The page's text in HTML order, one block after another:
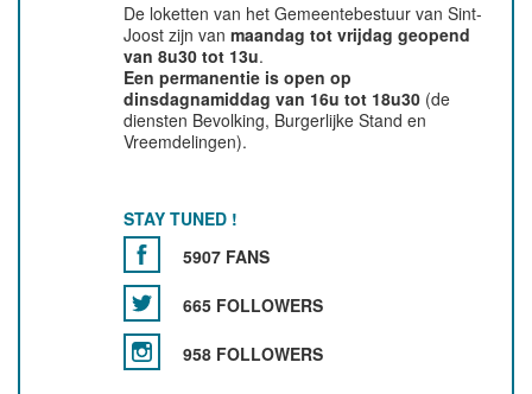
De loketten van het Gemeentebestuur van Sint-
Joost zijn vanmaandag tot vrijdag geopend
van 8u30 tot 13u.
Een permanentie is open op
dinsdagnamiddag van 16u tot 18u30 (de
diensten Bevolking, Burgerlijke Stand en
Vreemdelingen).
STAY TUNED !
5907 FANS
665 FOLLOWERS
958 FOLLOWERS